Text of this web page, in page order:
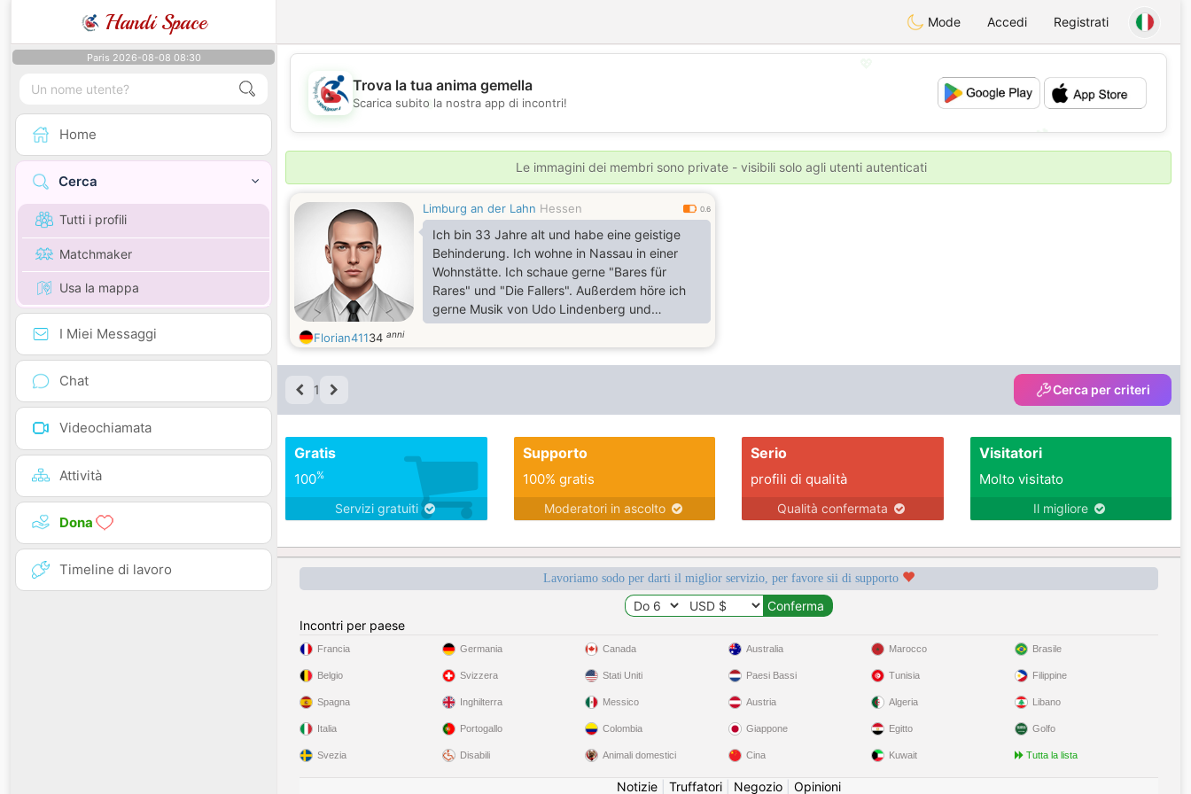
Handi Space Mode Accedi Registrati
Paris 2026-08-08 08:30
Home
Cerca
Tutti i profili
Matchmaker
Usa la mappa
I Miei Messaggi
Chat
Videochiamata
Attività
Dona
Timeline di lavoro
💖
💕
Trova la tua anima gemella
Scarica subito la nostra app di incontri!
Le immagini dei membri sono private - visibili solo agli utenti autenticati
Limburg an der Lahn Hessen 0.6
Ich bin 33 Jahre alt und habe eine geistige
Behinderung. Ich wohne in Nassau in einer
Wohnstätte. Ich schaue gerne "Bares für
Rares" und "Die Fallers". Außerdem höre ich
gerne Musik von Udo Lindenberg und
Schlager. Ich male und bastele sehr gerne.
Florian41134 anni
1 Cerca per criteri
Gratis
100%
Servizi gratuiti
Supporto
100% gratis
Moderatori in ascolto
Serio
profili di qualità
Qualità confermata
Visitatori
Molto visitato
Il migliore
Lavoriamo sodo per darti il miglior servizio, per favore sii di supporto
Incontri per paese
Francia
Belgio
Spagna
Italia
Svezia
Germania
Svizzera
Inghilterra
Portogallo
Disabili
Canada
Stati Uniti
Messico
Colombia
Animali domestici
Australia
Paesi Bassi
Austria
Giappone
Cina
Marocco
Tunisia
Algeria
Egitto
Kuwait
Brasile
Filippine
Libano
Golfo
Tutta la lista
Notizie| Truffatori| Negozio| Opinioni